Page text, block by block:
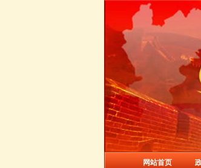
网站首页